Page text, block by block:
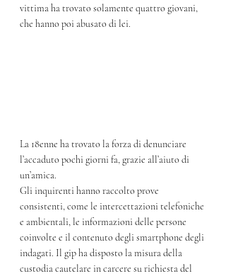
vittima ha trovato solamente quattro giovani,
che hanno poi abusato di lei.
La 18enne ha trovato la forza di denunciare
l’accaduto pochi giorni fa, grazie all’aiuto di
un’amica.
Gli inquirenti hanno raccolto prove
consistenti, come le intercettazioni telefoniche
e ambientali, le informazioni delle persone
coinvolte e il contenuto degli smartphone degli
indagati. Il gip ha disposto la misura della
custodia cautelare in carcere su richiesta del